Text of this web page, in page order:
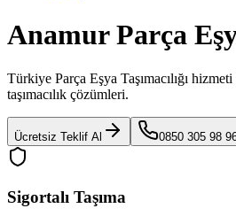
Anamur Parça
Türkiye Parça Eşya Taşımacılığı hizmeti
taşımacılık çözümleri.
Ücretsiz Teklif Al 0850 305 98
Sigortalı Taşıma